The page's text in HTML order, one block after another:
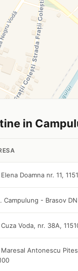
in
Doamna nr. 11,
Campulung - Brasov
Voda, nr. 38A,
Maresal Antonescu